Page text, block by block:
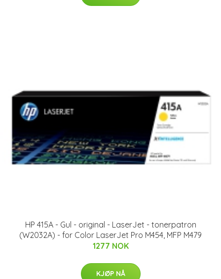
HP 415A - Gul - original - LaserJet - tonerpatron
(W2032A) - for Color LaserJet Pro M454, MFP M479
1277 NOK
KJØP NÅ